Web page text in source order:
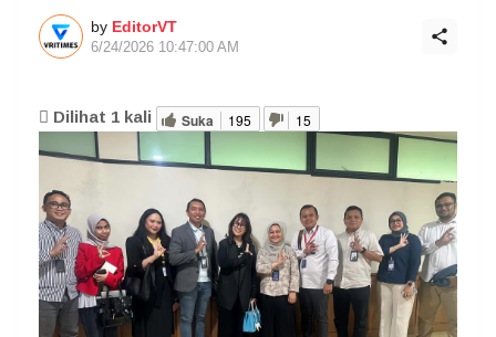
by EditorVT
6/24/2026 10:47:00 AM
Dilihat 1 kali Suka 195 15